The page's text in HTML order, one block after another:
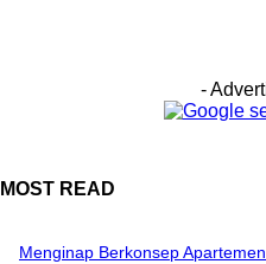
-
MOST READ
Menginap Berkonsep